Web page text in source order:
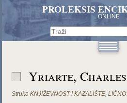
PROLEKSIS
ONLINE
Yriarte, Charles
Struka KNJIŽEVNOST I KAZALIŠTE,